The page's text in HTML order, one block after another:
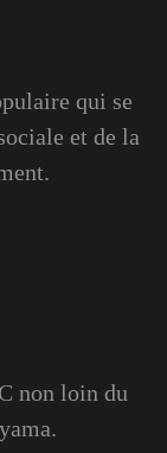
qui se
et de la
non loin du